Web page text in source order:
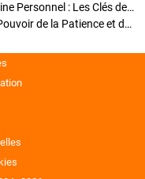
Pourquoi Investir dans un Nom de Domaine Personnel : Les Clés de la Réussite de Votre Blog
Comment Faire Émerger Votre Blog : Le Pouvoir de la Patience et de la Persévérance